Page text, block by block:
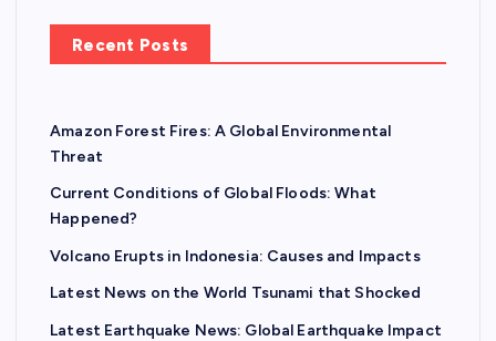
Recent Posts
Amazon Forest Fires: A Global Environmental
Threat
Current Conditions of Global Floods: What
Happened?
Volcano Erupts in Indonesia: Causes and Impacts
Latest News on the World Tsunami that Shocked
Latest Earthquake News: Global Earthquake Impact